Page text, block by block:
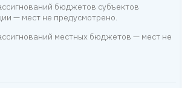
бюджетов субъектов
— мест не предусмотрено.
местных бюджетов — мест не